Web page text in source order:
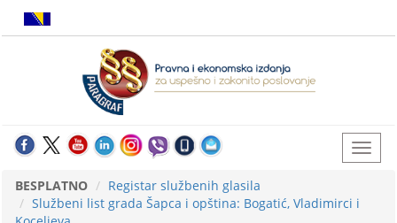
BESPLATNO
Registar službenih glasila
Službeni list grada Šapca i opština: Bogatić, Vladimirci i